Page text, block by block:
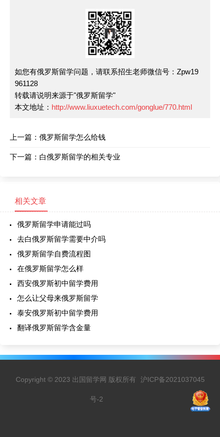
如您有俄罗斯留学问题，请联系招生老师微信号：Zpw19
961128
转载请说明来源于"俄罗斯留学"
本文地址： http://www.liuxuetech.com/gonglue/770.html
上一篇： 俄罗斯留学怎么给钱
下一篇： 白俄罗斯留学的相关专业
相关文章
俄罗斯留学申请能过吗
去白俄罗斯留学需要中介吗
俄罗斯留学自费流程图
在俄罗斯留学怎么样
西安俄罗斯初中留学费用
怎么让父母来俄罗斯留学
泰安俄罗斯初中留学费用
翻译俄罗斯留学含金量
Copyright © 2023 出国留学网 版权所有 沪ICP备2021037045
号-2